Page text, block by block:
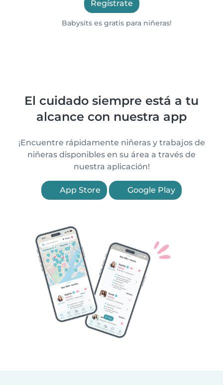
Regístrate
Babysits es gratis para niñeras!
El cuidado siempre está a tu
alcance con nuestra app
¡Encuentre rápidamente niñeras y trabajos de
niñeras disponibles en su área a través de
nuestra aplicación!
App Store Google Play